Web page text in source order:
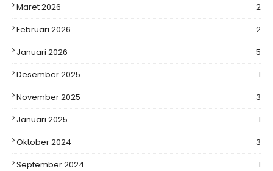
Maret 2026
2
Februari 2026
2
Januari 2026
5
Desember 2025
1
November 2025
3
Januari 2025
1
Oktober 2024
3
September 2024
1